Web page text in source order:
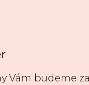
Vám budeme